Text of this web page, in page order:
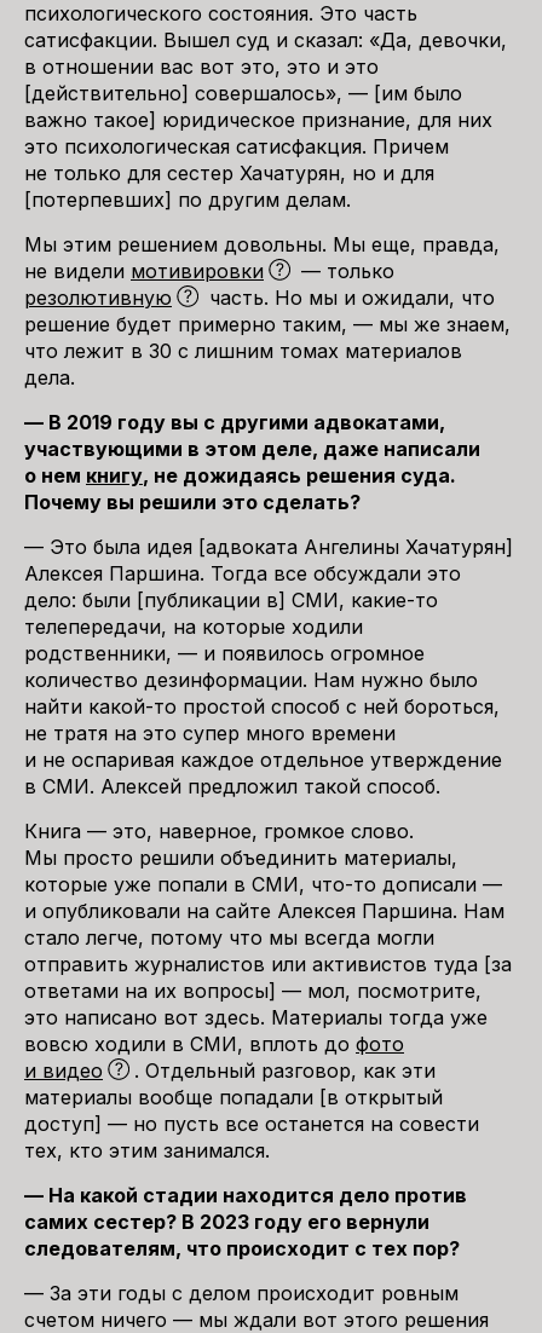
психологического состояния. Это часть
сатисфакции. Вышел суд и сказал: «Да, девочки,
в отношении вас вот это, это и это
[действительно] совершалось», — [им было
важно такое] юридическое признание, для них
это психологическая сатисфакция. Причем
не только для сестер Хачатурян, но и для
[потерпевших] по другим делам.
Мы этим решением довольны. Мы еще, правда,
не видели мотивировки
— только
резолютивную
часть. Но мы и ожидали, что
решение будет примерно таким, — мы же знаем,
что лежит в 30 с лишним томах материалов
дела.
— В 2019 году вы с другими адвокатами,
участвующими в этом деле, даже написали
о нем книгу, не дожидаясь решения суда.
Почему вы решили это сделать?
— Это была идея [адвоката Ангелины Хачатурян]
Алексея Паршина. Тогда все обсуждали это
дело: были [публикации в] СМИ, какие-то
телепередачи, на которые ходили
родственники, — и появилось огромное
количество дезинформации. Нам нужно было
найти какой-то простой способ с ней бороться,
не тратя на это супер много времени
и не оспаривая каждое отдельное утверждение
в СМИ. Алексей предложил такой способ.
Книга — это, наверное, громкое слово.
Мы просто решили объединить материалы,
которые уже попали в СМИ, что-то дописали —
и опубликовали на сайте Алексея Паршина. Нам
стало легче, потому что мы всегда могли
отправить журналистов или активистов туда [за
ответами на их вопросы] — мол, посмотрите,
это написано вот здесь. Материалы тогда уже
вовсю ходили в СМИ, вплоть до фото
и видео
. Отдельный разговор, как эти
материалы вообще попадали [в открытый
доступ] — но пусть все останется на совести
тех, кто этим занимался.
— На какой стадии находится дело против
самих сестер? В 2023 году его вернули
следователям, что происходит с тех пор?
— За эти годы с делом происходит ровным
счетом ничего — мы ждали вот этого решения